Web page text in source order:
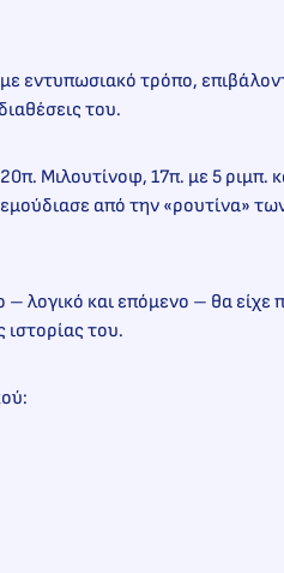
εντυπωσιακό τρόπο,
του.
Μιλουτίνοφ, 17π. με 5 ριμπ.
από την «ρουτίνα»
λογικό και επόμενο – θα είχε
ιστορίας του.